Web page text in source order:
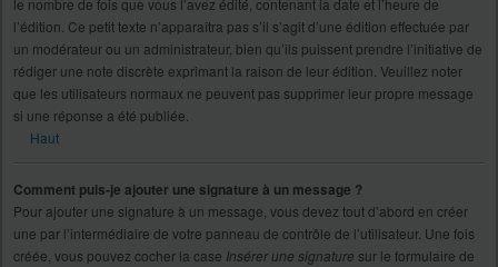
le nombre de fois que vous l’avez édité, contenant la date et l’heure de
l’édition. Ce petit texte n’apparaîtra pas s’il s’agit d’une édition effectuée par
un modérateur ou un administrateur, bien qu’ils puissent prendre l’initiative de
rédiger une note discrète exprimant la raison de leur édition. Veuillez noter
que les utilisateurs normaux ne peuvent pas supprimer leur propre message
si une réponse a été publiée.
Haut
Comment puis-je ajouter une signature à un message ?
Pour ajouter une signature à un message, vous devez tout d’abord en créer
une par l’intermédiaire de votre panneau de contrôle de l’utilisateur. Une fois
créée, vous pouvez cocher la case Insérer une signature sur le formulaire de